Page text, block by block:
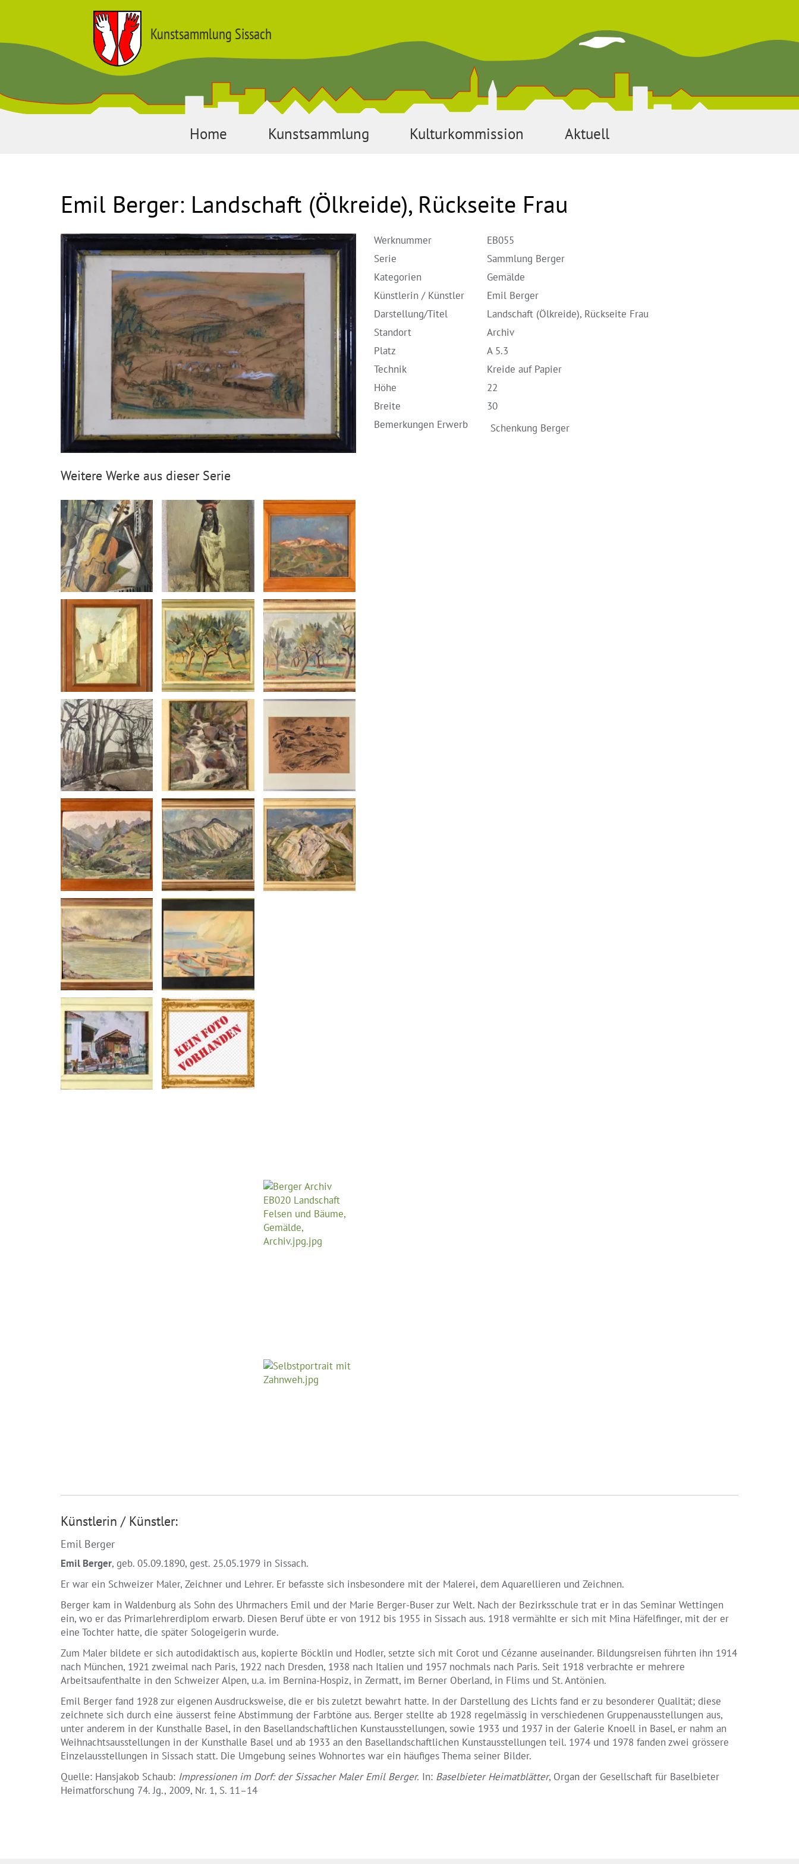
Kunstsammlung Sissach
Home Kunstsammlung Kulturkommission Aktuell
Emil Berger: Landschaft (Ölkreide), Rückseite Frau
Weitere Werke aus dieser Serie
Werknummer
EB055
Serie
Sammlung Berger
Kategorien
Gemälde
Künstlerin / Künstler
Emil Berger
Darstellung/Titel
Landschaft (Ölkreide), Rückseite Frau
Standort
Archiv
Platz
A 5.3
Technik
Kreide auf Papier
Höhe
22
Breite
30
Bemerkungen Erwerb
Schenkung Berger
Künstlerin / Künstler:
Emil Berger
Emil Berger, geb. 05.09.1890, gest. 25.05.1979 in Sissach.
Er war ein Schweizer Maler, Zeichner und Lehrer. Er befasste sich insbesondere mit der Malerei, dem Aquarellieren und Zeichnen.
Berger kam in Waldenburg als Sohn des Uhrmachers Emil und der Marie Berger-Buser zur Welt. Nach der Bezirksschule trat er in das Seminar Wettingen
ein, wo er das Primarlehrerdiplom erwarb. Diesen Beruf übte er von 1912 bis 1955 in Sissach aus. 1918 vermählte er sich mit Mina Häfelfinger, mit der er
eine Tochter hatte, die später Sologeigerin wurde.
Zum Maler bildete er sich autodidaktisch aus, kopierte Böcklin und Hodler, setzte sich mit Corot und Cézanne auseinander. Bildungsreisen führten ihn 1914
nach München, 1921 zweimal nach Paris, 1922 nach Dresden, 1938 nach Italien und 1957 nochmals nach Paris. Seit 1918 verbrachte er mehrere
Arbeitsaufenthalte in den Schweizer Alpen, u.a. im Bernina-Hospiz, in Zermatt, im Berner Oberland, in Flims und St. Antönien.
Emil Berger fand 1928 zur eigenen Ausdrucksweise, die er bis zuletzt bewahrt hatte. In der Darstellung des Lichts fand er zu besonderer Qualität; diese
zeichnete sich durch eine äusserst feine Abstimmung der Farbtöne aus. Berger stellte ab 1928 regelmässig in verschiedenen Gruppenausstellungen aus,
unter anderem in der Kunsthalle Basel, in den Basellandschaftlichen Kunstausstellungen, sowie 1933 und 1937 in der Galerie Knoell in Basel, er nahm an
Weihnachtsausstellungen in der Kunsthalle Basel und ab 1933 an den Basellandschaftlichen Kunstausstellungen teil. 1974 und 1978 fanden zwei grössere
Einzelausstellungen in Sissach statt. Die Umgebung seines Wohnortes war ein häufiges Thema seiner Bilder.
Quelle: Hansjakob Schaub: Impressionen im Dorf: der Sissacher Maler Emil Berger. In: Baselbieter Heimatblätter, Organ der Gesellschaft für Baselbieter
Heimatforschung 74. Jg., 2009, Nr. 1, S. 11–14